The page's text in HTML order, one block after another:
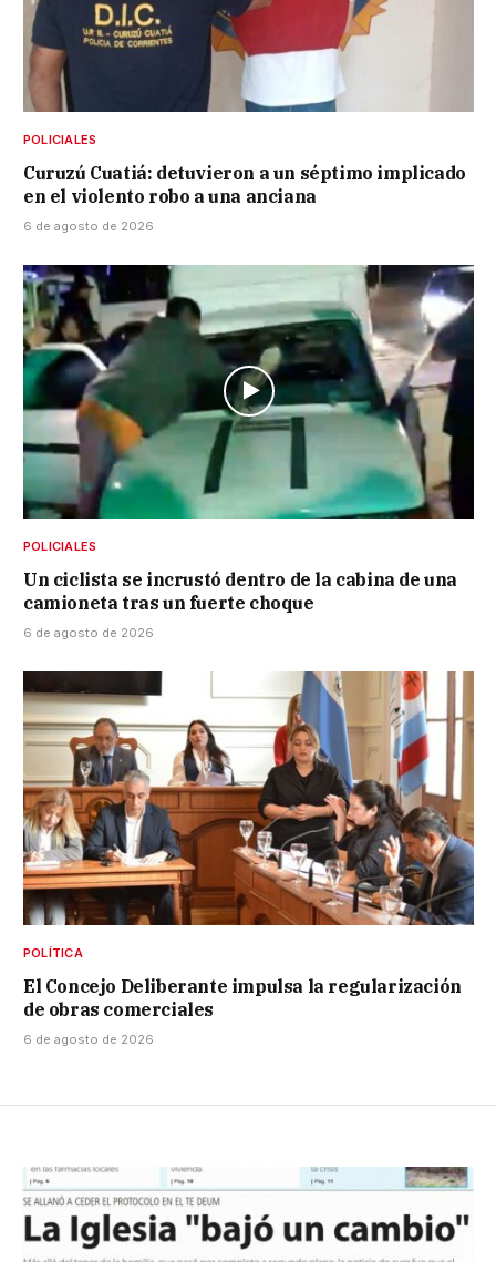
POLICIALES
Curuzú Cuatiá: detuvieron a un séptimo implicado
en el violento robo a una anciana
6 de agosto de 2026
POLICIALES
Un ciclista se incrustó dentro de la cabina de una
camioneta tras un fuerte choque
6 de agosto de 2026
POLÍTICA
El Concejo Deliberante impulsa la regularización
de obras comerciales
6 de agosto de 2026